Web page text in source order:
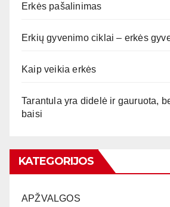
Erkės pašalinimas
Erkių gyvenimo ciklai – erkės
Kaip veikia erkės
Tarantula yra didelė ir gauruota,
baisi
KATEGORIJOS
APŽVALGOS